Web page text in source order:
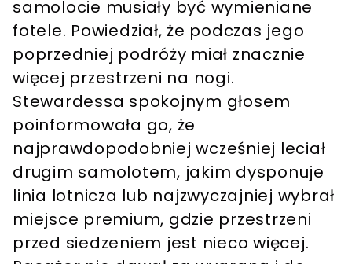
samolocie musiały być wymieniane
fotele. Powiedział, że podczas jego
poprzedniej podróży miał znacznie
więcej przestrzeni na nogi.
Stewardessa spokojnym głosem
poinformowała go, że
najprawdopodobniej wcześniej leciał
drugim samolotem, jakim dysponuje
linia lotnicza lub najzwyczajniej wybrał
miejsce premium, gdzie przestrzeni
przed siedzeniem jest nieco więcej.